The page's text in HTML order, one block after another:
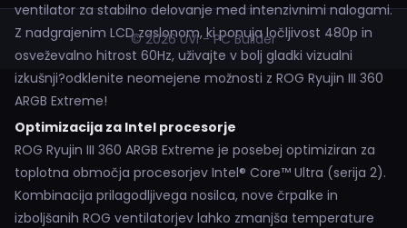
ventilator za stabilno delovanje med intenzivnimi nalogami.
Z nadgrajenim LCD zaslonom, ki ponuja ločljivost 480p in
osveževalno hitrost 60Hz, uživajte v bolj gladki vizualni
izkušnji?odklenite neomejene možnosti z ROG Ryujin III 360
ARGB Extreme!
Optimizacija za Intel procesorje
ROG Ryujin III 360 ARGB Extreme je posebej optimiziran za
toplotna območja procesorjev Intel® Core™ Ultra (serija 2).
Kombinacija prilagodljivega nosilca, nove črpalke in
izboljšanih ROG ventilatorjev lahko zmanjša temperature
© 2026 UVI - PC Builder